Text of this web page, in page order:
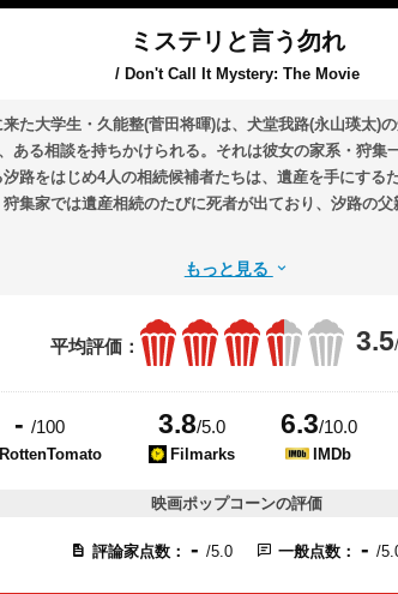
ミステリと言う勿れ
/ Don't Call It Mystery: The Movie
た大学生・久能整(菅田将暉)は、犬堂我路(永山瑛太)
ある相談を持ちかけられる。それは彼女の家系・狩集
路をはじめ4人の相続候補者たちは、遺産を手にする
集家では遺産相続のたびに死者が出ており、汐路の
もっと見る
平均評価： 3.5
-/100
RottenTomato
3.8/5.0
Filmarks
6.3/10.0
IMDb
映画ポップコーンの評価
評論家点数： -/5.0 一般点数： -/